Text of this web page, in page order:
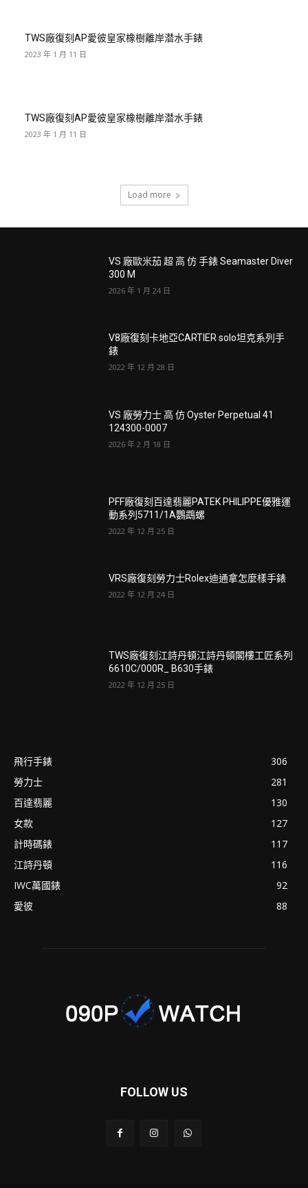
TWS廠復刻AP愛彼皇家橡樹離岸潜水手錶
2023 年 1 月 11 日
TWS廠復刻AP愛彼皇家橡樹離岸潜水手錶
2023 年 1 月 11 日
Load more
VS 廠歐米茄 超 高 仿 手錶 Seamaster Diver
300 M
2026 年 1 月 24 日
V8廠復刻卡地亞CARTIER solo坦克系列手
錶
2022 年 12 月 28 日
VS 廠勞力士 高 仿 Oyster Perpetual 41
124300-0007
2026 年 2 月 18 日
PFF廠復刻百達翡麗PATEK PHILIPPE優雅運
動系列5711/1A鸚鵡螺
2022 年 12 月 25 日
VRS廠復刻勞力士Rolex迪通拿怎麼樣手錶
2022 年 12 月 24 日
TWS廠復刻江詩丹頓江詩丹頓閣樓工匠系列
6610C/000R_ B630手錶
2022 年 12 月 25 日
飛行手錶
306
勞力士
281
百達翡麗
130
女款
127
計時碼錶
117
江詩丹頓
116
IWC萬國錶
92
愛彼
88
FOLLOW US